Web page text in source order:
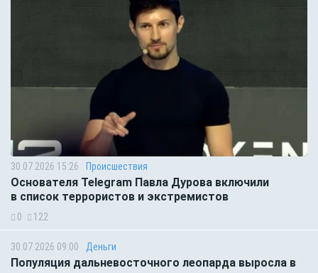
30.07.2026 15:26 Происшествия
Основателя Telegram Павла Дурова включили
в список террористов и экстремистов
0 122
30.07.2026 09:00 Деньги
Популяция дальневосточного леопарда выросла в